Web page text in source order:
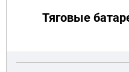
Тяговые